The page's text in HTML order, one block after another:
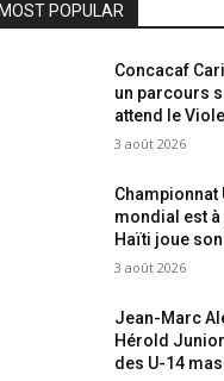
MOST POPULAR
Concacaf
un parcours
attend le
3 août 2026
Championnat
mondial est
Haïti joue
3 août 2026
Jean-Marc
Hérold
des U-14